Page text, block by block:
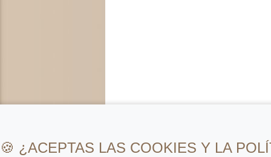
🍪 ¿ACEPTAS LAS COOKIES Y LA